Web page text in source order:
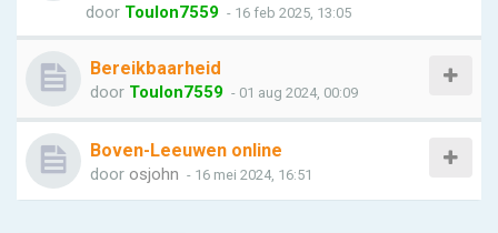
door Toulon7559 - 16 feb 2025, 13:05
Bereikbaarheid
door Toulon7559 - 01 aug 2024, 00:09
Boven-Leeuwen online
door osjohn - 16 mei 2024, 16:51